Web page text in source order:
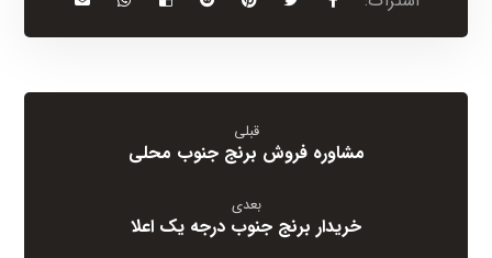
قبلی
مشاوره فروش برنج جنوب محلی
بعدی
خریدار برنج جنوب درجه یک اعلا